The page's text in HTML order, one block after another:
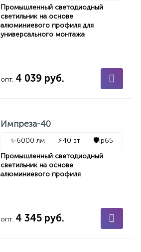
Промышленный светодиодный
светильник на основе
алюминиевого профиля для
универсального монтажа
опт. 4 039 руб.
Импреза-40
✨6000 лм ⚡40 вт 🛡️ip65
Промышленный светодиодный
светильник на основе
алюминиевого профиля
опт. 4 345 руб.